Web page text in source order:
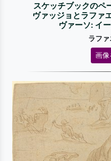
スケッチブックのペ
ヴァッジョとラファ
ヴァーソ: イ
ラフ
画像